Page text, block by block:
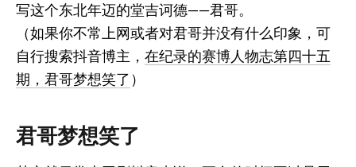
写这个东北年迈的堂吉诃德——君哥。
（如果你不常上网或者对君哥并没有什么印象，可
自行搜索抖音博主， 在纪录的赛博人物志第四十五
期，君哥梦想笑了 ）
君哥梦想笑了